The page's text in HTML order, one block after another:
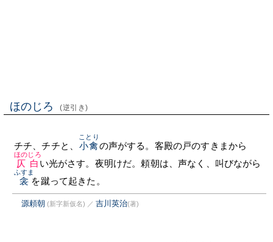
ほのじろ (逆引き)
チチ、チチと、 小禽
ことり
の声がする。客殿の戸のすきまから
仄白
ほのじろ
い光がさす。夜明けだ。頼朝は、声なく、叫びながら
衾
ふすま
を蹴って起きた。
源頼朝 (新字新仮名) ／ 吉川英治(著)